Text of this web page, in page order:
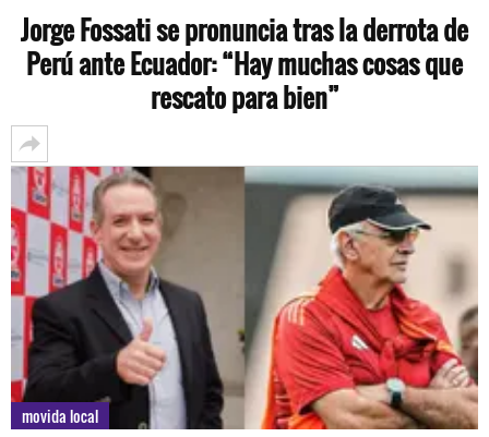
Jorge Fossati se pronuncia tras la derrota de
Perú ante Ecuador: “Hay muchas cosas que
rescato para bien”
movida local